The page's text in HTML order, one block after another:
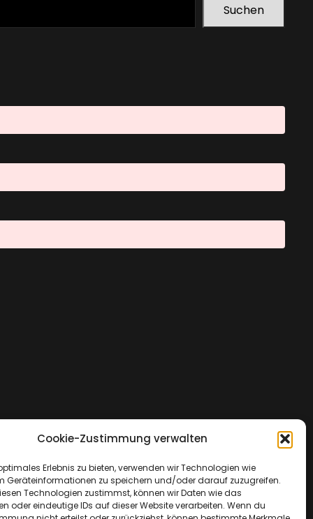
Cookie-Zustimmung verwalten
Erlebnis zu bieten, verwenden wir Technologien wie
Geräteinformationen zu speichern und/oder darauf zuzugreifen.
Technologien zustimmst, können wir Daten wie das
oder eindeutige IDs auf dieser Website verarbeiten. Wenn du
Suchen